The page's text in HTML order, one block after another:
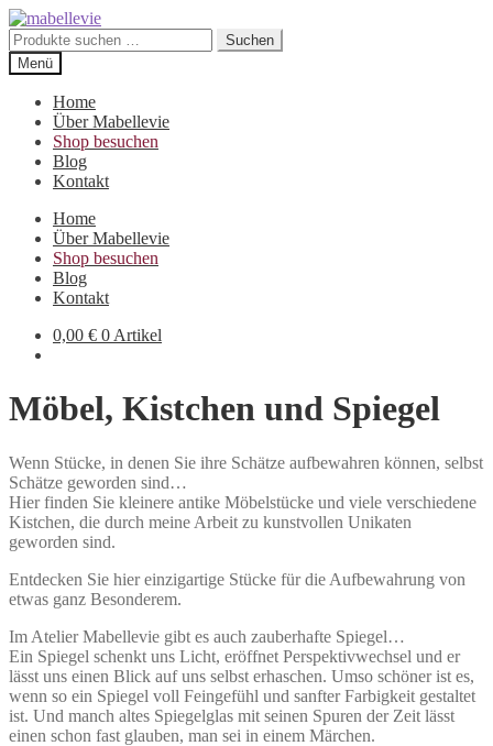
Zur
Navigation
springen
Zum
Inhalt
springen
Suchen
nach:
Suchen
Menü
Home
Über Mabellevie
Shop besuchen
Blog
Kontakt
Home
Über Mabellevie
Shop besuchen
Blog
Kontakt
0,00 € 0 Artikel
Möbel, Kistchen und Spiegel
Wenn Stücke, in denen Sie ihre Schätze aufbewahren können, selbst
Schätze geworden sind…
Hier finden Sie kleinere antike Möbelstücke und viele verschiedene
Kistchen, die durch meine Arbeit zu kunstvollen Unikaten
geworden sind.
Entdecken Sie hier einzigartige Stücke für die Aufbewahrung von
etwas ganz Besonderem.
Im Atelier Mabellevie gibt es auch zauberhafte Spiegel…
Ein Spiegel schenkt uns Licht, eröffnet Perspektivwechsel und er
lässt uns einen Blick auf uns selbst erhaschen. Umso schöner ist es,
wenn so ein Spiegel voll Feingefühl und sanfter Farbigkeit gestaltet
ist. Und manch altes Spiegelglas mit seinen Spuren der Zeit lässt
einen schon fast glauben, man sei in einem Märchen.